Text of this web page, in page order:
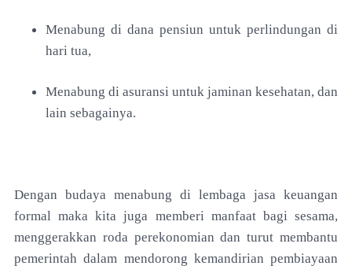
Menabung di dana pensiun untuk perlindungan di
hari tua,
Menabung di asuransi untuk jaminan kesehatan, dan
lain sebagainya.
Dengan budaya menabung di lembaga jasa keuangan
formal maka kita juga memberi manfaat bagi sesama,
menggerakkan roda perekonomian dan turut membantu
pemerintah dalam mendorong kemandirian pembiayaan